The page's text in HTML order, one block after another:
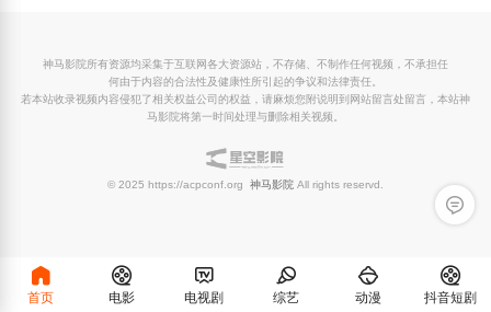
留言反
神马影院所有资源均采集于互联网各大资源站，不存储、不制作任何视频，不承担任
何由于内容的合法性及健康性所引起的争议和法律责任。
若本站收录视频内容侵犯了相关权益公司的权益，请麻烦您附说明到网站留言处留言，本站神
马影院将第一时间处理与删除相关视频。
© 2025 https://acpconf.org 神马影院 All rights reservd.
首页 电影 电视剧 综艺 动漫 抖音短剧